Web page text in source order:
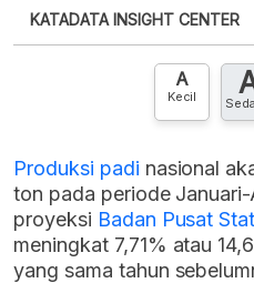
XLS
punya akun?Silakan
KATADATA INSIGHT CENTER
Hubungi sekarang
A
Kecil
Produksi padi nasional
ton pada periode
proyeksi Badan Pusat
meningkat 7,71% atau
yang sama tahun